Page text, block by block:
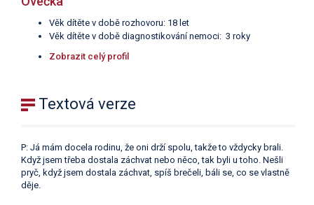
Věk dítěte v době rozhovoru: 18 let
Věk dítěte v době diagnostikování nemoci: 3 roky
Zobrazit celý profil
Textová verze
P: Já mám docela rodinu, že oni drží spolu, takže to vždycky brali.
Když jsem třeba dostala záchvat nebo něco, tak byli u toho. Nešli
pryč, když jsem dostala záchvat, spíš brečeli, báli se, co se vlastně
děje.